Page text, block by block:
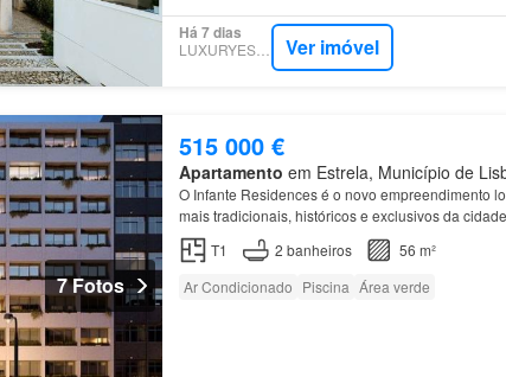
Há 7 dias
LUXURYESTATE Ver imóvel
7 Fotos
515 000 €
Apartamento em Estrela, Município de
O Infante Residences é o novo empreendimento
mais tradicionais, históricos e exclusivos da
distribuídos por 9 pisos.…
T1 2 banheiros
56 m²
Ar Condicionado Piscina Área verde